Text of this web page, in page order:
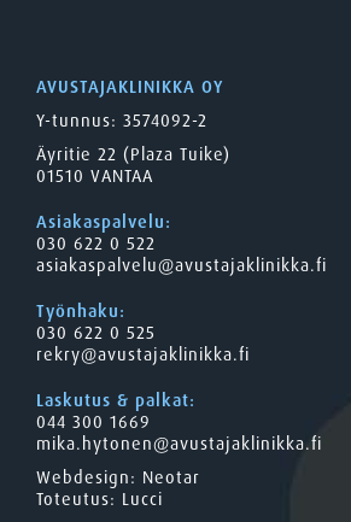
AVUSTAJAKLINIKKA OY
Y-tunnus: 3574092-2
Äyritie 22 (Plaza Tuike)
01510 VANTAA
Asiakaspalvelu:
030 622 0 522
asiakaspalvelu@avustajaklinikka.fi
Työnhaku:
030 622 0 525
rekry@avustajaklinikka.fi
Laskutus & palkat:
044 300 1669
mika.hytonen@avustajaklinikka.fi
Webdesign: Neotar
Toteutus: Lucci